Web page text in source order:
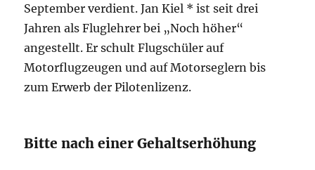
September verdient. Jan Kiel * ist seit drei
Jahren als Fluglehrer bei „Noch höher“
angestellt. Er schult Flugschüler auf
Motorflugzeugen und auf Motorseglern bis
zum Erwerb der Pilotenlizenz.
Bitte nach einer Gehaltserhöhung